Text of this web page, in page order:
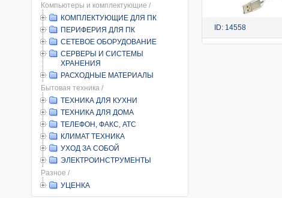
Компьютеры и комплектующие /
КОМПЛЕКТУЮЩИЕ ДЛЯ ПК
ПЕРИФЕРИЯ ДЛЯ ПК
СЕТЕВОЕ ОБОРУДОВАНИЕ
СЕРВЕРЫ И СИСТЕМЫ
ХРАНЕНИЯ
РАСХОДНЫЕ МАТЕРИАЛЫ
Бытовая техника /
ТЕХНИКА ДЛЯ КУХНИ
ТЕХНИКА ДЛЯ ДОМА
ТЕЛЕФОН, ФАКС, АТС
КЛИМАТ ТЕХНИКА
УХОД ЗА СОБОЙ
ЭЛЕКТРОИНСТРУМЕНТЫ
Разное /
УЦЕНКА
ID: 14558